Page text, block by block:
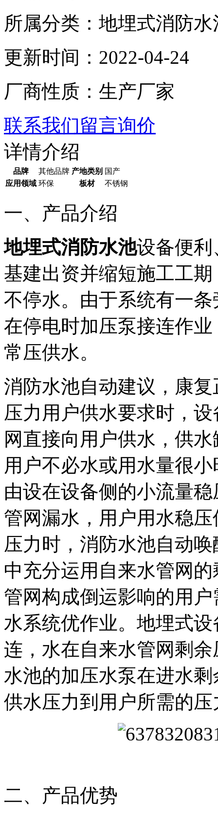
所属分类：地埋式消防水
更新时间：2022-04-24
厂商性质：生产厂家
联系我们留言询价
详情介绍
品牌 其他品牌 产地类别 国产
应用领域 环保 板材 不锈钢
一、产品介绍
地埋式消防水池设备便
基建出资并缩短施工工
不停水。由于系统有一
在停电时加压泵接连作
常压供水。
消防水池自动建议，康
压力用户供水要求时，
网直接向用户供水，供
用户不必水或用水量很
由设在设备侧的小流量
管网漏水，用户用水稳
压力时，消防水池自动
中充分运用自来水管网
管网构成倒运影响的用
水系统优作业。地埋式
连，水在自来水管网剩
水池的加压水泵在进水
供水压力到用户所需的
二、产品优势